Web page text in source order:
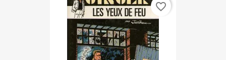
favorite_border